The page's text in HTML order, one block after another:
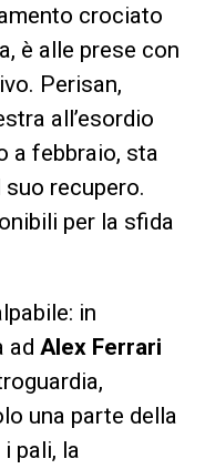
crociato
è alle prese con
Perisan,
all’esordio
a febbraio, sta
recupero.
per la sfida
in
ad Alex Ferrari
una parte della
pali, la